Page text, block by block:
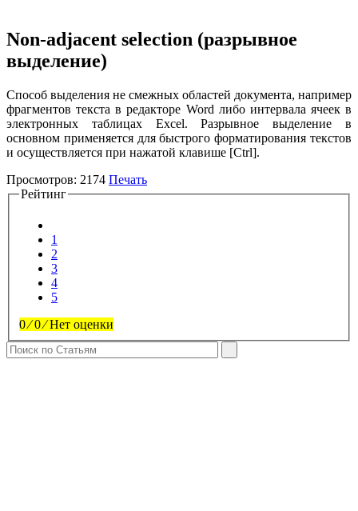
Non-adjacent selection (разрывное
выделение)
Способ выделения не смежных областей документа, например
фрагментов текста в редакторе Word либо интервала ячеек в
электронных таблицах Excel. Разрывное выделение в
основном применяется для быстрого форматирования текстов
и осуществляется при нажатой клавише [Ctrl].
Просмотров: 2174 Печать
Рейтинг
1
2
3
4
5
0⁄0⁄Нет оценки